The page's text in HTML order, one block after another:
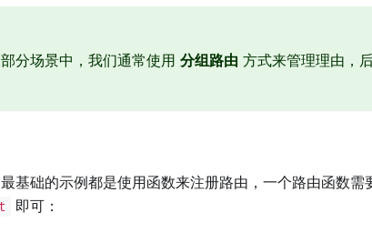
分场景中，我们通常使用 分组路由 方式来管理理由，
基础的示例都是使用函数来注册路由，一个路由函数需
即可：